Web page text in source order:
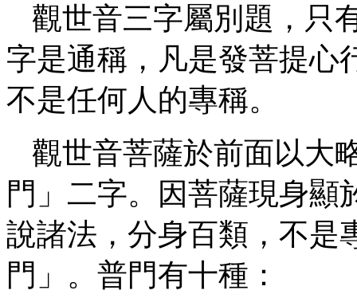
觀世音三字屬別題，只
字是通稱，凡是發菩提心
不是任何人的專稱。
觀世音菩薩於前面以大
門」二字。因菩薩現身顯
說諸法，分身百類，不是
門」。普門有十種：